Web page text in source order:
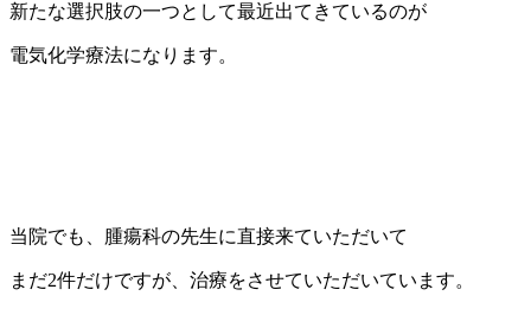
新たな選択肢の一つとして最近出てきているのが
電気化学療法になります。
当院でも、腫瘍科の先生に直接来ていただいて
まだ2件だけですが、治療をさせていただいています。